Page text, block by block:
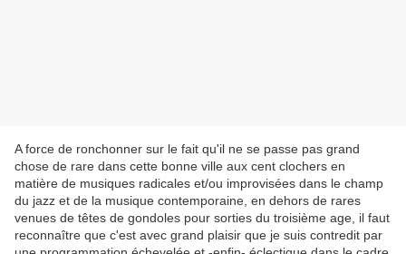
A force de ronchonner sur le fait qu'il ne se passe pas grand
chose de rare dans cette bonne ville aux cent clochers en
matière de musiques radicales et/ou improvisées dans le champ
du jazz et de la musique contemporaine, en dehors de rares
venues de têtes de gondoles pour sorties du troisième age, il faut
reconnaître que c'est avec grand plaisir que je suis contredit par